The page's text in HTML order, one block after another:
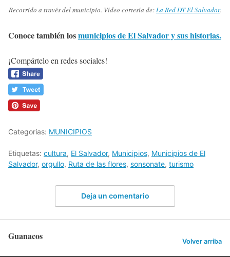
Recorrido a través del municipio. Vídeo cortesía de:La Red DT El Salvador.
Conoce también losmunicipios de El Salvador y sus historias.
¡Compártelo en redes sociales!
Categorías: MUNICIPIOS
Etiquetas: cultura, El Salvador, Municipios, Municipios de El
Salvador, orgullo, Ruta de las flores, sonsonate, turismo
Deja un comentario
Guanacos Volver arriba